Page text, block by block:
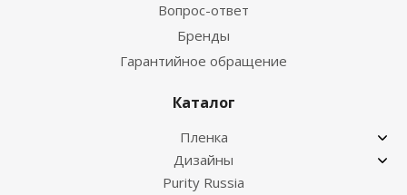
Вопрос-ответ
Бренды
Гарантийное обращение
Каталог
Пленка
Дизайны
Purity Russia